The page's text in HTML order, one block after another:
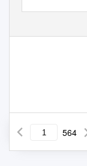
564